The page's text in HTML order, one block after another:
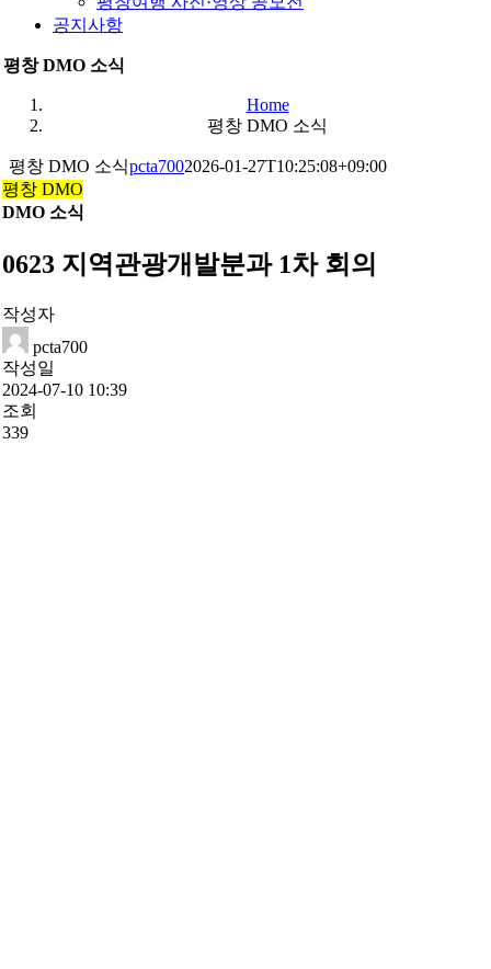
공지사항
평창 DMO 소식
Home
평창 DMO 소식
평창 DMO 소식pcta7002026-01-27T10:25:08+09:00
평창 DMO
DMO 소식
0623 지역관광개발분과 1차 회의
작성자
pcta700
작성일
2024-07-10 10:39
조회
339